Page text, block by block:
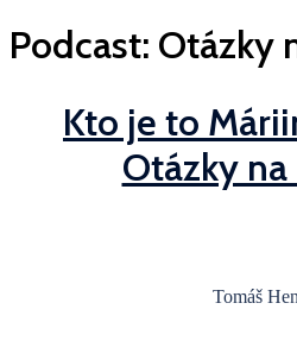
Podcast: Otázky
Kto je to
Otázky na
Tomáš